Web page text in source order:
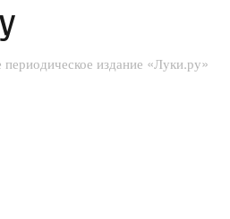
издание «Луки.ру»